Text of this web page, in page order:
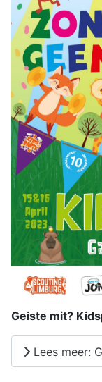
Geiste mit?
Lees meer: